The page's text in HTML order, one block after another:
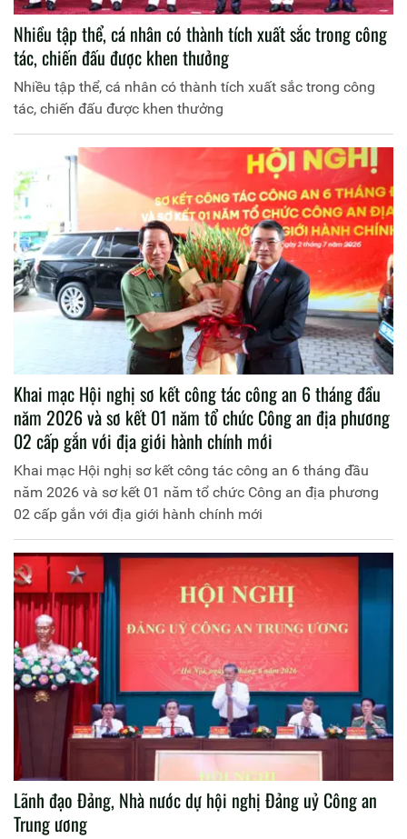
Nhiều tập thể, cá nhân có thành tích xuất sắc trong công
tác, chiến đấu được khen thưởng
Nhiều tập thể, cá nhân có thành tích xuất sắc trong công
tác, chiến đấu được khen thưởng
Khai mạc Hội nghị sơ kết công tác công an 6 tháng đầu
năm 2026 và sơ kết 01 năm tổ chức Công an địa phương
02 cấp gắn với địa giới hành chính mới
Khai mạc Hội nghị sơ kết công tác công an 6 tháng đầu
năm 2026 và sơ kết 01 năm tổ chức Công an địa phương
02 cấp gắn với địa giới hành chính mới
Lãnh đạo Đảng, Nhà nước dự hội nghị Đảng uỷ Công an
Trung ương